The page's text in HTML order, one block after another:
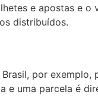
e apostas e o
distribuídos.
por exemplo,
e uma parcela é